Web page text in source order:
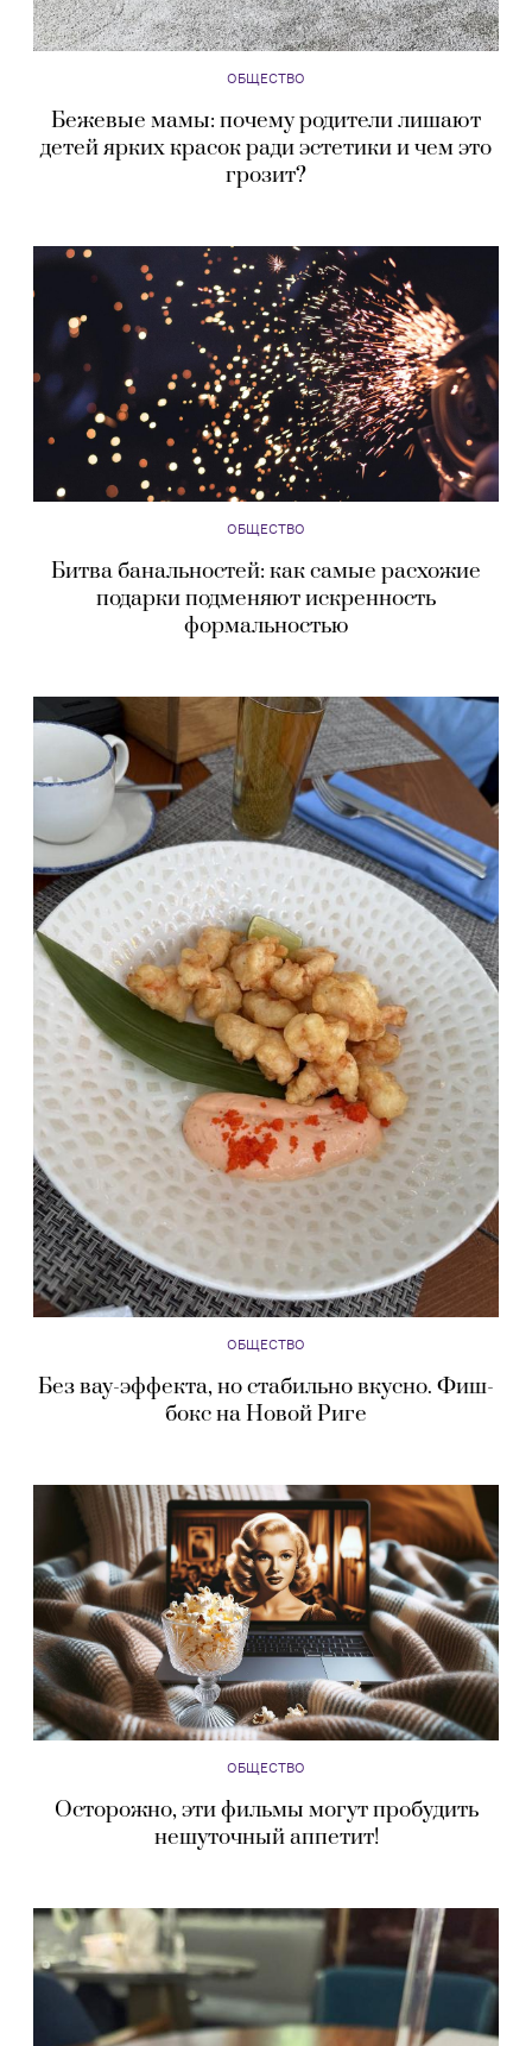
ОБЩЕСТВО
Бежевые мамы: почему родители лишают
детей ярких красок ради эстетики и чем это
грозит?
ОБЩЕСТВО
Битва банальностей: как самые расхожие
подарки подменяют искренность
формальностью
ОБЩЕСТВО
Без вау-эффекта, но стабильно вкусно. Фиш-
бокс на Новой Риге
ОБЩЕСТВО
Осторожно, эти фильмы могут пробудить
нешуточный аппетит!